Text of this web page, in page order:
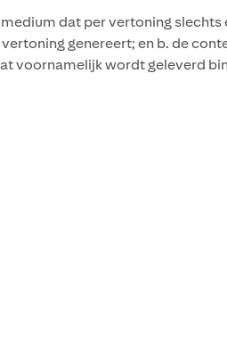
dat per vertoning
genereert; en b. de
voornamelijk wordt geleverd